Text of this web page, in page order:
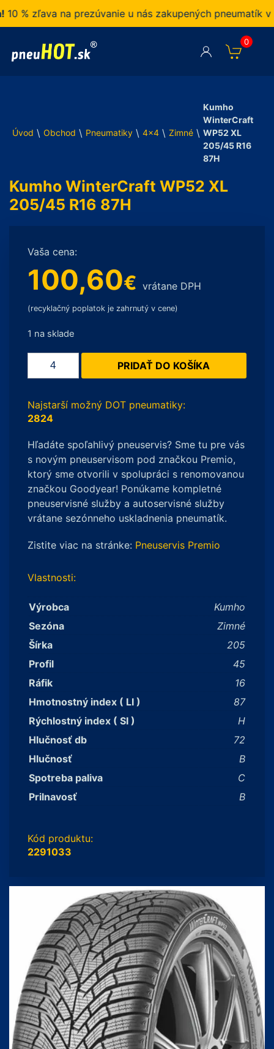
zľava na prezúvanie u nás zakupených pneumatík v
0
Úvod \ Obchod \ Pneumatiky \ 4x4 \ Zimné \
Kumho
WinterCraft
WP52 XL
205/45 R16
87H
Kumho WinterCraft WP52 XL
205/45 R16 87H
Vaša cena:
100,60€ vrátane DPH
(recyklačný poplatok je zahrnutý v cene)
1 na sklade
množstvo
WP52
XL
R16
87H
PRIDAŤ DO KOŠÍKA
Najstarší možný DOT pneumatiky:
2824
Hľadáte spoľahlivý pneuservis? Sme tu pre vás
s novým pneuservisom pod značkou Premio,
ktorý sme otvorili v spolupráci s renomovanou
značkou Goodyear! Ponúkame kompletné
pneuservisné služby a autoservisné služby
vrátane sezónneho uskladnenia pneumatík.
Zistite viac na stránke: Pneuservis Premio
Vlastnosti:
Výrobca
Kumho
Sezóna
Zimné
Šírka
205
Profil
45
Ráfik
16
Hmotnostný index ( LI )
87
Rýchlostný index ( SI )
H
Hlučnosť db
72
Hlučnosť
B
Spotreba paliva
C
Prilnavosť
B
Kód produktu:
2291033